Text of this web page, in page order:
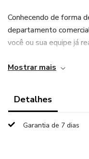
Conhecendo de forma
departamento
você ou sua equipe já
Com as informações
Mostrar mais
Detalhes
Garantia de 7 dias